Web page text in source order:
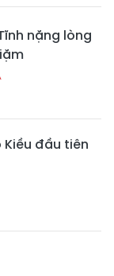
nặng lòng
Kiều đầu tiên